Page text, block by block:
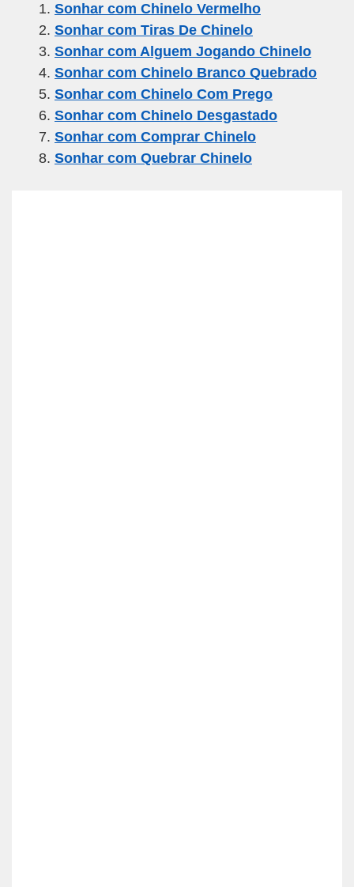
e
b
o
o
k
er gr
a
m
s
A
p
p
e
Sonhar com Chinelo Vermelho
Sonhar com Tiras De Chinelo
Sonhar com Alguem Jogando Chinelo
Sonhar com Chinelo Branco Quebrado
Sonhar com Chinelo Com Prego
Sonhar com Chinelo Desgastado
Sonhar com Comprar Chinelo
Sonhar com Quebrar Chinelo